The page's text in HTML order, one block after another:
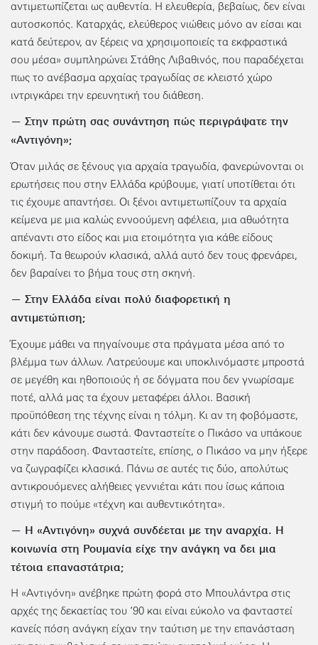
αντιμετωπίζεται ως αυθεντία. Η ελευθερία, βεβαίως, δεν είναι
αυτοσκοπός. Καταρχάς, ελεύθερος νιώθεις μόνο αν είσαι και
κατά δεύτερον, αν ξέρεις να χρησιμοποιείς τα εκφραστικά
σου μέσα» συμπληρώνει Στάθης Λιβαθινός, που παραδέχεται
πως το ανέβασμα αρχαίας τραγωδίας σε κλειστό χώρο
ιντριγκάρει την ερευνητική του διάθεση.
— Στην πρώτη σας συνάντηση πώς περιγράψατε την
«Αντιγόνη»;
Όταν μιλάς σε ξένους για αρχαία τραγωδία, φανερώνονται οι
ερωτήσεις που στην Ελλάδα κρύβουμε, γιατί υποτίθεται ότι
τις έχουμε απαντήσει. Οι ξένοι αντιμετωπίζουν τα αρχαία
κείμενα με μια καλώς εννοούμενη αφέλεια, μια αθωότητα
απέναντι στο είδος και μια ετοιμότητα για κάθε είδους
δοκιμή. Τα θεωρούν κλασικά, αλλά αυτό δεν τους φρενάρει,
δεν βαραίνει το βήμα τους στη σκηνή.
— Στην Ελλάδα είναι πολύ διαφορετική η
αντιμετώπιση;
Έχουμε μάθει να πηγαίνουμε στα πράγματα μέσα από το
βλέμμα των άλλων. Λατρεύουμε και υποκλινόμαστε μπροστά
σε μεγέθη και ηθοποιούς ή σε δόγματα που δεν γνωρίσαμε
ποτέ, αλλά μας τα έχουν μεταφέρει άλλοι. Βασική
προϋπόθεση της τέχνης είναι η τόλμη. Κι αν τη φοβόμαστε,
κάτι δεν κάνουμε σωστά. Φανταστείτε ο Πικάσο να υπάκουε
στην παράδοση. Φανταστείτε, επίσης, ο Πικάσο να μην ήξερε
να ζωγραφίζει κλασικά. Πάνω σε αυτές τις δύο, απολύτως
αντικρουόμενες αλήθειες γεννιέται κάτι που ίσως κάποια
στιγμή το πούμε «τέχνη και αυθεντικότητα».
— Η «Αντιγόνη» συχνά συνδέεται με την αναρχία. Η
κοινωνία στη Ρουμανία είχε την ανάγκη να δει μια
τέτοια επαναστάτρια;
Η «Αντιγόνη» ανέβηκε πρώτη φορά στο Μπουλάντρα στις
αρχές της δεκαετίας του ’90 και είναι εύκολο να φανταστεί
κανείς πόση ανάγκη είχαν την ταύτιση με την επανάσταση